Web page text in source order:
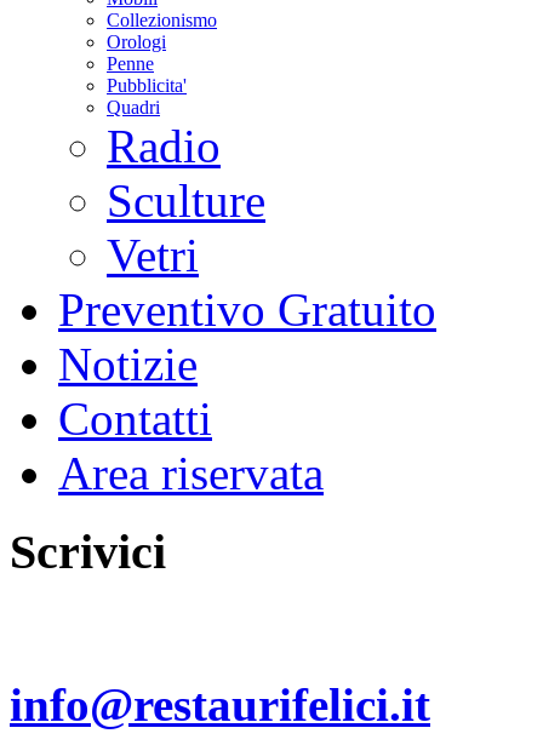
Collezionismo
Orologi
Penne
Pubblicita'
Quadri
Radio
Sculture
Vetri
Preventivo Gratuito
Notizie
Contatti
Area riservata
Scrivici
info@restaurifelici.it